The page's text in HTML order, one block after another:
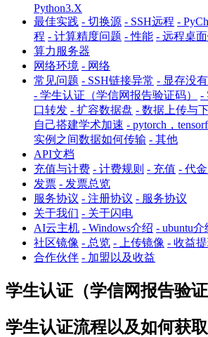
Python3.X
最佳实践 - 切换源 - SSH远程 -
程 - 计算精度问题 - 性能 - 远程桌
算力服务器
网络环境 - 网络
常见问题 - SSH链接异常 - 显存没
- 学生认证（学信网报告验证码）
-
口转发 - 扩容数据盘 - 数据上传与
自己搭建学术加速 - pytorch，
实例之间数据如何传输 - 其他
API文档
充值与计费 - 计费规则 - 充值 - 代
发票 - 发票总览
服务协议 - 注册协议 - 服务协议
关于我们 - 关于闪电
AI云主机 - Windows介绍 - ubuntu介
社区镜像 - 总览 - 上传镜像 - 收益
合作伙伴 - 加盟以及收益
学生认证（学信网报告验证
学生认证流程以及如何获